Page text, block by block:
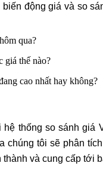
động giá và so
qua?
giá thế nào?
cao nhất hay không?
thống so sánh giá
chúng tôi sẽ phân
và cung cấp tới